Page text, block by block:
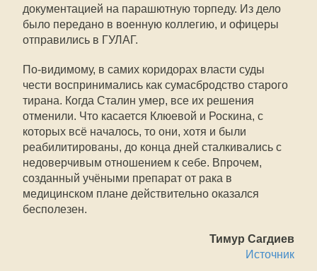
документацией на парашютную торпеду. Из дело
было передано в военную коллегию, и офицеры
отправились в ГУЛАГ.
По-видимому, в самих коридорах власти суды
чести воспринимались как сумасбродство старого
тирана. Когда Сталин умер, все их решения
отменили. Что касается Клюевой и Роскина, с
которых всё началось, то они, хотя и были
реабилитированы, до конца дней сталкивались с
недоверчивым отношением к себе. Впрочем,
созданный учёными препарат от рака в
медицинском плане действительно оказался
бесполезен.
Тимур Сагдиев
Источник